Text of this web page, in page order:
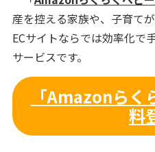
産を控える家族や、子育て
ECサイトならでは効率化で
サービスです。
「Amazonらく
料